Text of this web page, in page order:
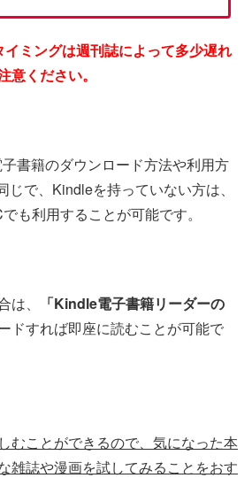
ミングは週刊誌によって多少遅れ
意ください。
書籍のダウンロード方法や利用方
で、Kindleを持っていない方は、
も利用することが可能です。
、
「Kindle電子書籍リーダーの
ドすれば即座に読むことが可能で
むことができるので、気になった本
雑誌や漫画を試してみることをおす